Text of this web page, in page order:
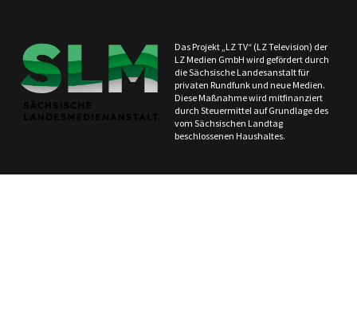
Das Projekt „LZ TV“ (LZ Television) der
LZ Medien GmbH wird gefördert durch
die Sächsische Landesanstalt für
privaten Rundfunk und neue Medien.
Diese Maßnahme wird mitfinanziert
durch Steuermittel auf Grundlage des
vom Sächsischen Landtag
beschlossenen Haushaltes.